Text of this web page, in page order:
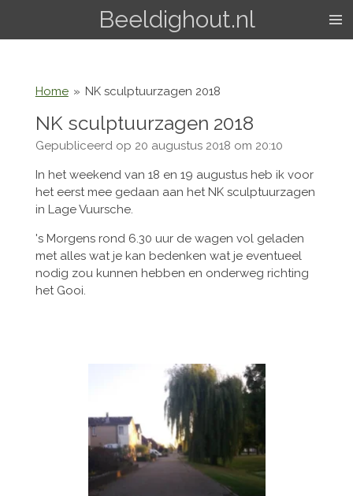
hoofdinhoud
Beeldighout.nl
Home » NK sculptuurzagen 2018
NK sculptuurzagen 2018
Gepubliceerd op 20 augustus 2018 om 20:10
In het weekend van 18 en 19 augustus heb ik voor
het eerst mee gedaan aan het NK sculptuurzagen
in Lage Vuursche.
's Morgens rond 6.30 uur de wagen vol geladen
met alles wat je kan bedenken wat je eventueel
nodig zou kunnen hebben en onderweg richting
het Gooi.